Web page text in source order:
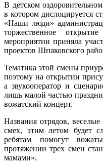
В детском
в котором дислоцируется
«Наши люди»
торжественное
мероприятии приняла
проектов Шпаковского
Тематика этой смены
поэтому на открытии
а звукооператор и
лишь малой частью
вожатский концерт.
Названия отрядов,
смех, этим летом будет
ребятам помогут
протяжении трех смен
мамами».